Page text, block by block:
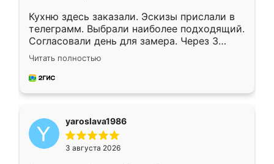
Кухню здесь заказали. Эскизы прислали в
телеграмм. Выбрали наиболее подходящий.
Согласовали день для замера. Через 3
недели кухня была уже готова. Остались
довольны работой. Спасибо Ренессанс
мебель за качественную работу!
Читать полностью
yaroslava1986
3 августа 2026